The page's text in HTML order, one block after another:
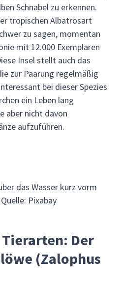
Schnabel zu erkennen.
tropischen Albatrosart
zu sagen, momentan
mit 12.000 Exemplaren
Insel stellt auch das
zur Paarung regelmäßig
bei dieser Spezies
ein Leben lang
aber nicht davon
aufzuführen.
das Wasser kurz vorm
Pixabay
Der
(Zalophus